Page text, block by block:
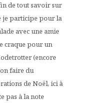
de tout savoir sur
je participe pour la
avec une amie
craque pour un
(encore
faire du
de Noël, ici à
pas à la note